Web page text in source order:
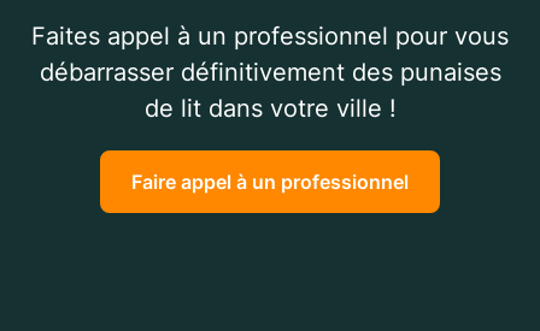
Faites appel à un professionnel pour vous
débarrasser définitivement des punaises
de lit dans votre ville !
Faire appel à un professionnel